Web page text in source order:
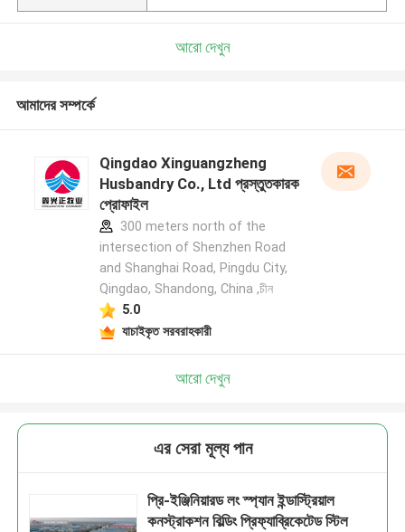
আরো দেখুন
আমাদের সম্পর্কে
Qingdao Xinguangzheng
Husbandry Co., Ltd প্রস্তুতকারক
প্রোফাইল
300 meters north of the
intersection of Shenzhen Road
and Shanghai Road, Pingdu City,
Qingdao, Shandong, China ,চীন
5.0
যাচাইকৃত সরবরাহকারী
আরো দেখুন
এর সেরা মূল্য পান
প্রি-ইঞ্জিনিয়ারড লং স্প্যান ইন্ডাস্ট্রিয়াল
কনস্ট্রাকশন বিল্ডিং প্রিফ্যাব্রিকেটেড স্টিল